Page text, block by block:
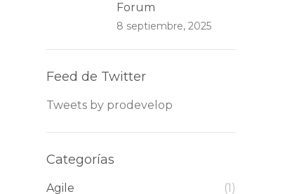
Forum
8 septiembre, 2025
Feed de Twitter
Tweets by prodevelop
Categorías
Agile
(1)